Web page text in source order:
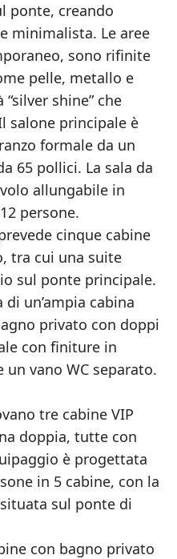
ponte, creando
minimalista. Le aree
sono rifinite
pelle, metallo e
shine” che
salone principale è
formale da un
65 pollici. La sala da
allungabile in
persone.
cinque cabine
tra cui una suite
sul ponte principale.
un’ampia cabina
privato con doppi
con finiture in
vano WC separato.
tre cabine VIP
doppia, tutte con
è progettata
in 5 cabine, con la
sul ponte di
con bagno privato